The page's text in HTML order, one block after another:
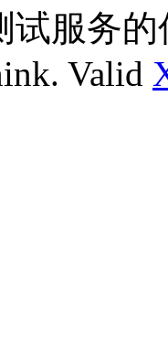
试服务
Valid